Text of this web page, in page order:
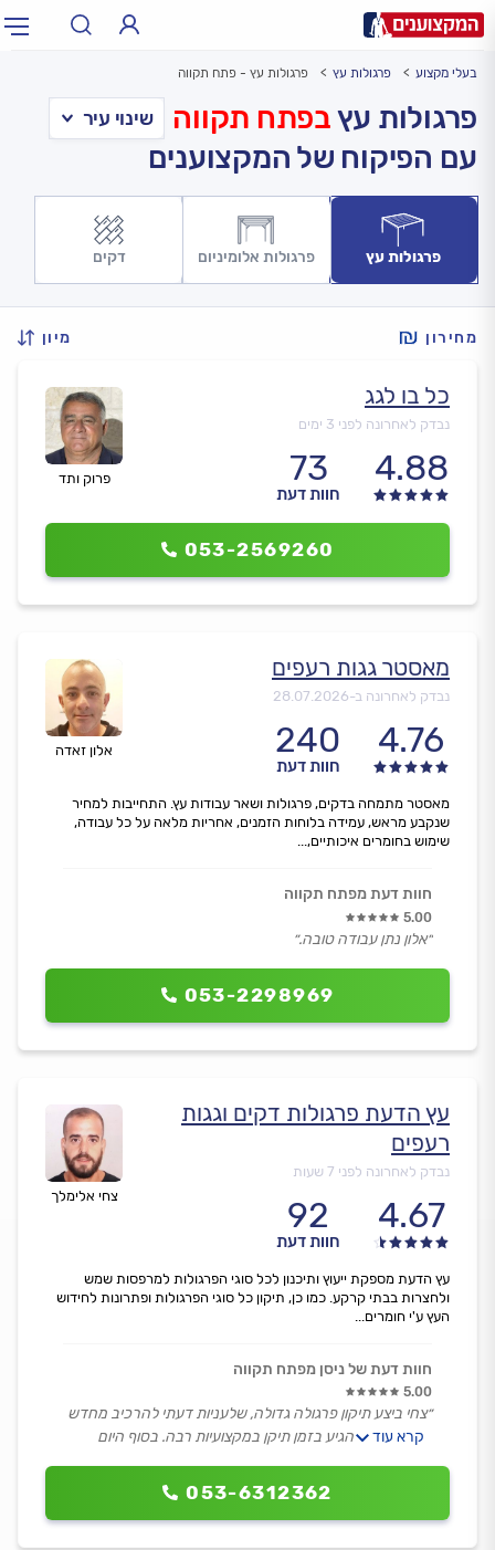
עירעיר: תל אביב, חיפה…
בעלי מקצוע פרגולות עץ פרגולות עץ - פתח תקווה
פרגולות עץבפתח תקווה
עם הפיקוח של המקצוענים
פרגולות עץ פרגולות אלומיניום דקים
מחירון מיון
פרוק ותד
כל בו לגג
נבדק לאחרונה לפני 3 ימים
4.88
73
חוות דעת
053-2569260
אלון זאדה
מאסטר גגות רעפים
נבדק לאחרונה ב-28.07.2026
4.76
240
חוות דעת
053-2298969
מאסטר מתמחה בדקים, פרגולות ושאר עבודות עץ. התחייבות למחיר
שנקבע מראש, עמידה בלוחות הזמנים, אחריות מלאה על כל עבודה,
שימוש בחומרים איכותיים,...
חוות דעת מפתח תקווה
5.00
״אלון נתן עבודה טובה.״
צחי אלימלך
עץ הדעת פרגולות דקים וגגות
רעפים
נבדק לאחרונה לפני 7 שעות
4.67
92
חוות דעת
053-6312362
עץ הדעת מספקת ייעוץ ותיכנון לכל סוגי הפרגולות למרפסות שמש
ולחצרות בבתי קרקע. כמו כן, תיקון כל סוגי הפרגולות ופתרונות לחידוש
העץ ע'י חומרים...
חוות דעת של ניסן מפתח תקווה
5.00
״צחי ביצע תיקון פרגולה גדולה, שלעניות דעתי להרכיב מחדש
היה יותר קל. הגיע בזמן תיקן במקצועיות רבה. בסוף היום
לאחרים. אני אזמין שוב את צחי. ממליץ בחום.״
קרא עוד